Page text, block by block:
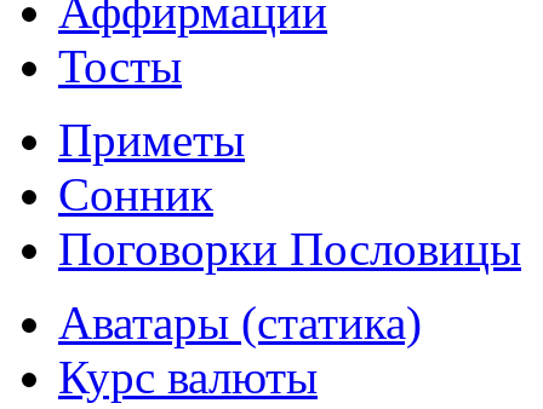
Аффирмации
Тосты
Приметы
Сонник
Поговорки Пословицы
Аватары (статика)
Курс валюты